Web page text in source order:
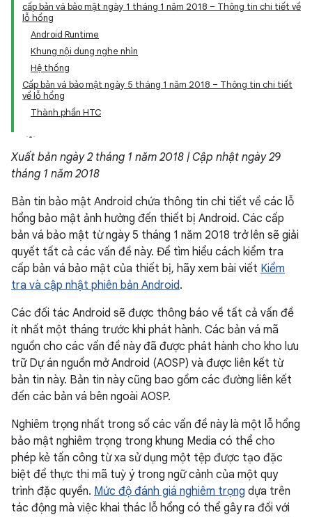
cấp bản vá bảo mật ngày 1 tháng 1 năm 2018 – Thông tin chi tiết về
lỗ hổng
Android Runtime
Khung nội dung nghe nhìn
Hệ thống
Cấp bản vá bảo mật ngày 5 tháng 1 năm 2018 – Thông tin chi tiết
về lỗ hổng
Thành phần HTC
Xuất bản ngày 2 tháng 1 năm 2018 | Cập nhật ngày 29
tháng 1 năm 2018
Bản tin bảo mật Android chứa thông tin chi tiết về các lỗ
hổng bảo mật ảnh hưởng đến thiết bị Android. Các cấp
bản vá bảo mật từ ngày 5 tháng 1 năm 2018 trở lên sẽ giải
quyết tất cả các vấn đề này. Để tìm hiểu cách kiểm tra
cấp bản vá bảo mật của thiết bị, hãy xem bài viết Kiểm
tra và cập nhật phiên bản Android.
Các đối tác Android sẽ được thông báo về tất cả vấn đề
ít nhất một tháng trước khi phát hành. Các bản vá mã
nguồn cho các vấn đề này đã được phát hành cho kho lưu
trữ Dự án nguồn mở Android (AOSP) và được liên kết từ
bản tin này. Bản tin này cũng bao gồm các đường liên kết
đến các bản vá bên ngoài AOSP.
Nghiêm trọng nhất trong số các vấn đề này là một lỗ hổng
bảo mật nghiêm trọng trong khung Media có thể cho
phép kẻ tấn công từ xa sử dụng một tệp được tạo đặc
biệt để thực thi mã tuỳ ý trong ngữ cảnh của một quy
trình đặc quyền. Mức độ đánh giá nghiêm trọng dựa trên
tác động mà việc khai thác lỗ hổng có thể gây ra đối với